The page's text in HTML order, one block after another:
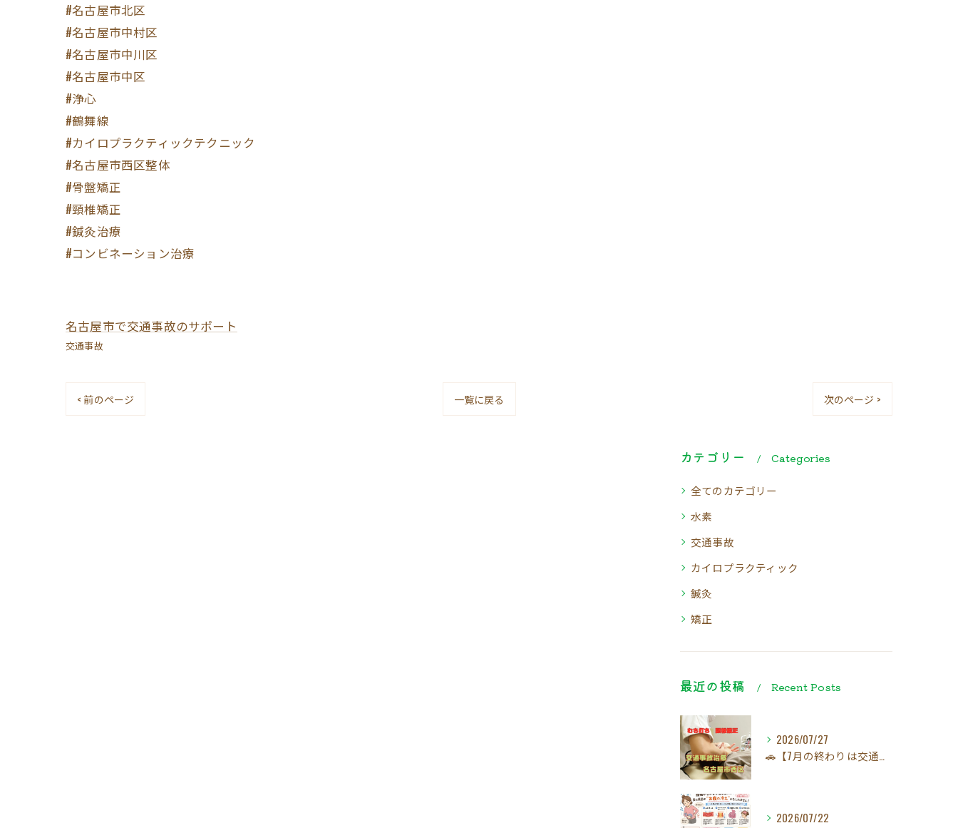
#名古屋市北区
#名古屋市中村区
#名古屋市中川区
#名古屋市中区
#浄心
#鶴舞線
#カイロプラクティックテクニック
#名古屋市西区整体
#骨盤矯正
#頸椎矯正
#鍼灸治療
#コンビネーション治療
名古屋市で交通事故のサポート
交通事故
< 前のページ 一覧に戻る 次のページ >
カテゴリー Categories
全てのカテゴリー
水素
交通事故
カイロプラクティック
鍼灸
矯正
最近の投稿 Recent Posts
2026/07/27
🚗【7月の終わりは交通事故にご注意ください！】☀️
2026/07/22